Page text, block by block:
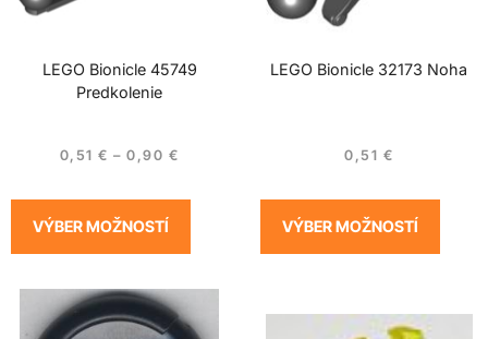
LEGO Bionicle 45749
Predkolenie
0,51€ – 0,90 €
VÝBER MOŽNOSTÍ
LEGO Bionicle 32173 Noha
0,51 €
VÝBER MOŽNOSTÍ